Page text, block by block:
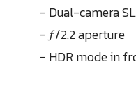
- Dual-camera
- ƒ/2.2 aperture
- HDR mode in